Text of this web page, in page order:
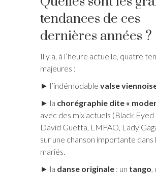
tendances de ces
dernières années ?
Il y a, à l’heure actuelle, quatre
majeures :
► l’indémodable valse
► la chorégraphie dite «
avec des mix actuels (Black Eyed
David Guetta, LMFAO, Lady
sur une chanson importante dans
mariés.
► la danse originale : un tango,